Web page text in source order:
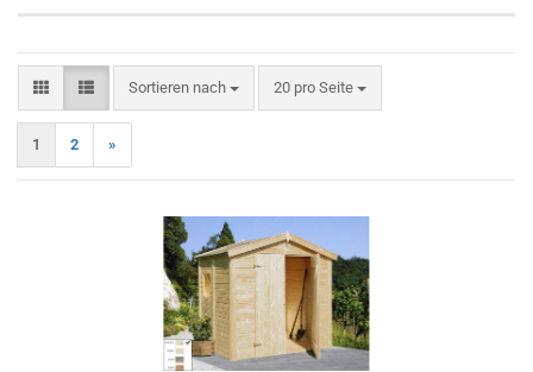
Sortieren nach
Sortieren nach 20 pro Seite
pro Seite
1 2 »